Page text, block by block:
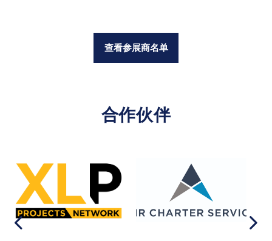
查看参展商名单
合作伙伴